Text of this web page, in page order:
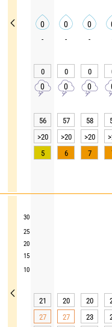
30
25
20
15
10
0 0 0
- - -
0 0 0
0 0 0
56 57 58
>20
>20 >20
5
6 7
21 20 20
27
27 23